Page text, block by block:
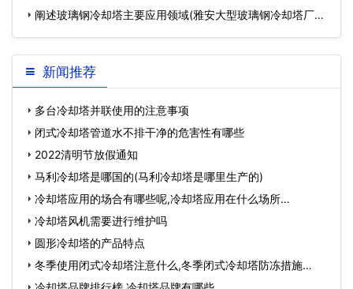
阐述玻璃钢冷却塔主要应用领域(雅安大型玻璃钢冷却塔厂家
价格)…
新闻推荐
多台冷却塔并联使用的注意事项
闭式冷却塔管道水不排干净的危害性有哪些
2022清明节放假通知
马利冷却塔是哪国的(马利冷却塔是哪里生产的)
冷却塔应用的场合有哪些呢,冷却塔应用在什么场所…
冷却塔风机需要进行维护吗
圆形冷却塔的产品特点
冬季使用闭式冷却塔注意什么,冬季闭式冷却塔防冻措施…